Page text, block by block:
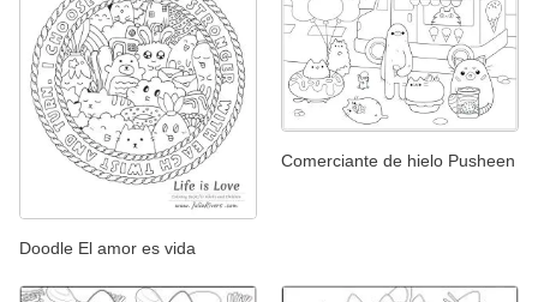
Doodle El amor es vida
Comerciante de hielo Pusheen